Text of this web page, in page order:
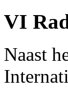
VI
Naast